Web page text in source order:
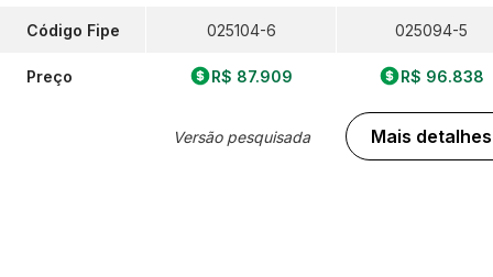
Código Fipe
Preço
025104-6
R$ 87.909
Versão pesquisada
025094-5
R$ 96.838
Mais detalhes